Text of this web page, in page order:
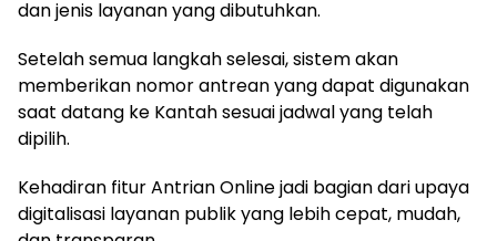
danjenis layananyangdibutuhkan.
Setelahsemua langkahselesai,sistemakan
memberikan nomorantreanyangdapat digunakan
saat datang ke Kantahsesuaijadwalyang telah
dipilih.
Kehadiran fiturAntrianOnlinejadi bagiandariupaya
digitalisasi layanan publikyang lebihcepat, mudah,